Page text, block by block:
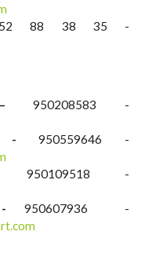
88 38 35 -
– 950208583 -
- 950559646 -
– 950109518 -
- 950607936 -